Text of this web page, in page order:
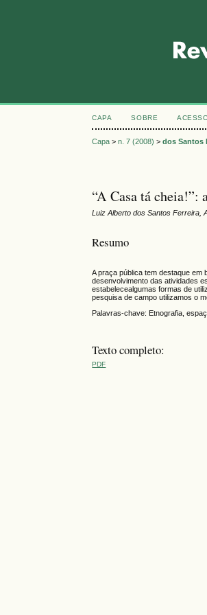
CAPA SOBRE
Capa >n. 7 (2008) >dos Santos
“A Casa tá cheia!”:
Luiz Alberto dos Santos Ferreira,
Resumo
A praça pública tem destaque em
desenvolvimento das atividades
estabelecealgumas formas de
pesquisa de campo utilizamos o
Palavras-chave: Etnografia,
Texto completo:
PDF